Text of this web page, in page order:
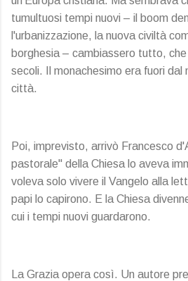
tumultuosi tempi nuovi – il boom
l'urbanizzazione, la nuova civiltà
borghesia – cambiassero tutto,
secoli. Il monachesimo era fuori dal
città.
Poi, imprevisto, arrivò Francesco
pastorale" della Chiesa lo aveva
voleva solo vivere il Vangelo alla
papi lo capirono. E la Chiesa
cui i tempi nuovi guardarono.
La Grazia opera così. Un autore